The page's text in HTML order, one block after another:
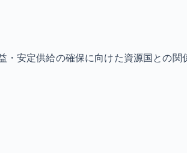
安定供給の確保に向けた資源国との